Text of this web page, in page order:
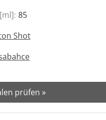
85
Shot
prüfen »